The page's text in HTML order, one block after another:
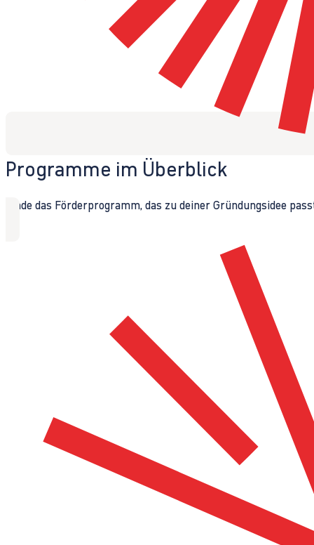
Programme im Überblick
Finde das Förderprogramm, das zu deiner Gründungsidee